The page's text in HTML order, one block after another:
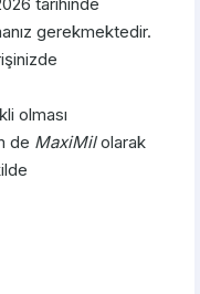
tarihinde
gerekmektedir.
olması
de MaxiMilolarak